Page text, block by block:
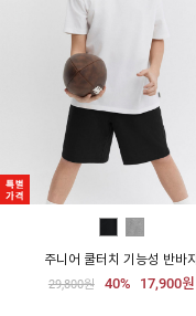
주니어 쿨터치 기능성 반바지
29,800원 40% 17,900원